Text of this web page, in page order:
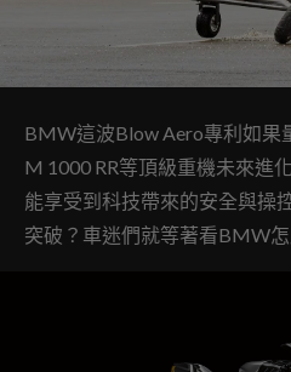
BMW這波Blow Aero專利如果
M 1000 RR等頂級重機未來進
能享受到科技帶來的安全與操
突破？車迷們就等著看BMW